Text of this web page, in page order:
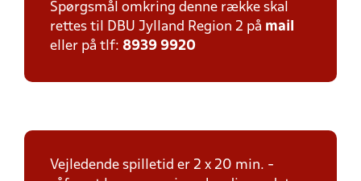
Spørgsmål omkring denne række skal
rettes til DBU Jylland Region 2 på mail
eller på tlf: 8939 9920
Vejledende spilletid er 2 x 20 min. -